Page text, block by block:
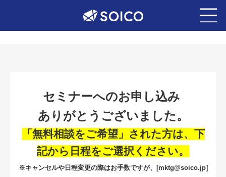
セミナーへのお申し込み
ありがとうございました。
「無料相談をご希望」 された方は、下
記から日程をご選択ください。
※キャンセルや日程変更の際はお手数ですが、[mktg@soico.jp]